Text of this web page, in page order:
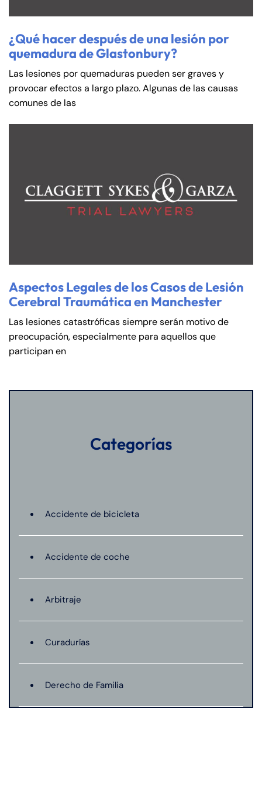
¿Qué hacer después de una lesión por
quemadura de Glastonbury?
Las lesiones por quemaduras pueden ser graves y
provocar efectos a largo plazo. Algunas de las causas
comunes de las
Aspectos Legales de los Casos de Lesión
Cerebral Traumática en Manchester
Las lesiones catastróficas siempre serán motivo de
preocupación, especialmente para aquellos que
participan en
Categorías
Accidente de bicicleta
Accidente de coche
Arbitraje
Curadurías
Derecho de Familia